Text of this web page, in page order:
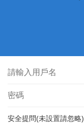
安全提問(未設置請忽略)